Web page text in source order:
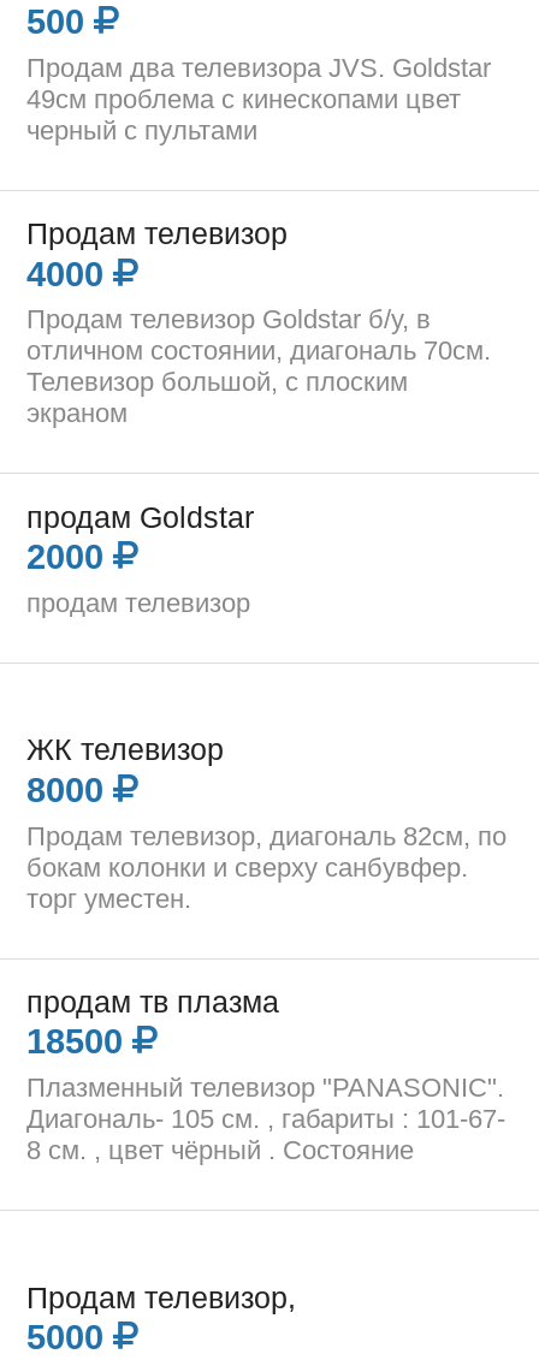
500
Продам два телевизора JVS. Goldstar
49см проблема с кинескопами цвет
черный с пультами
Продам телевизор
4000
Продам телевизор Goldstar б/у, в
отличном состоянии, диагональ 70см.
Телевизор большой, с плоским
экраном
продам Goldstar
2000
продам телевизор
ЖК телевизор
8000
Продам телевизор, диагональ 82см, по
бокам колонки и сверху санбувфер.
торг уместен.
продам тв плазма
18500
Плазменный телевизор "PANASONIC".
Диагональ- 105 см. , габариты : 101-67-
8 см. , цвет чёрный . Состояние
Продам телевизор,
5000